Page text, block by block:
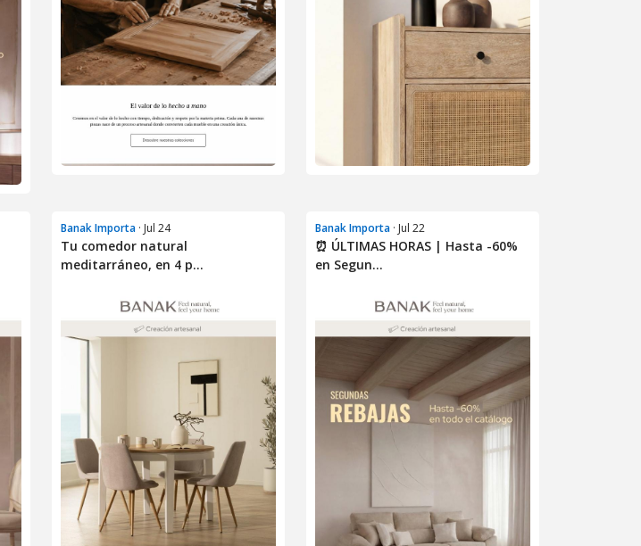
Banak Importa · Jul 24
Tu comedor natural
meditarráneo, en 4 p...
Banak Importa · Jul 22
⏰ ÚLTIMAS HORAS | Hasta -60%
en Segun...